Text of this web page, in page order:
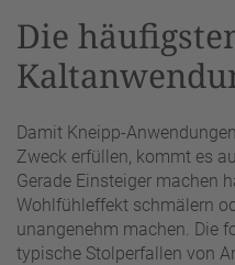
Die
Damit Kneipp-
Zweck erfüllen, kommt es
Gerade Einsteiger machen
Wohlfühleffekt schmälern
unangenehm machen. Die
typische Stolperfallen von